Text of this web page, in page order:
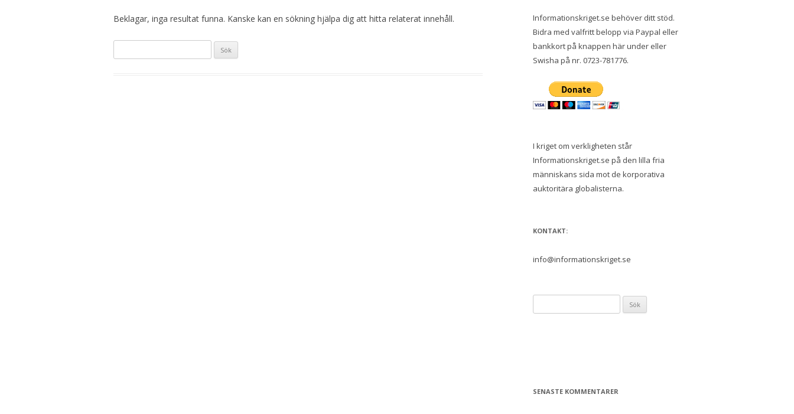
Beklagar, inga resultat funna. Kanske kan en sökning hjälpa dig att hitta relaterat innehåll.
efter:
Informationskriget.se behöver ditt stöd.
Bidra med valfritt belopp via Paypal eller
bankkort på knappen här under eller
Swisha på nr. 0723-781776.
I kriget om verkligheten står
Informationskriget.se på den lilla fria
människans sida mot de korporativa
auktoritära globalisterna.
KONTAKT:
info@informationskriget.se
efter:
SENASTE KOMMENTARER